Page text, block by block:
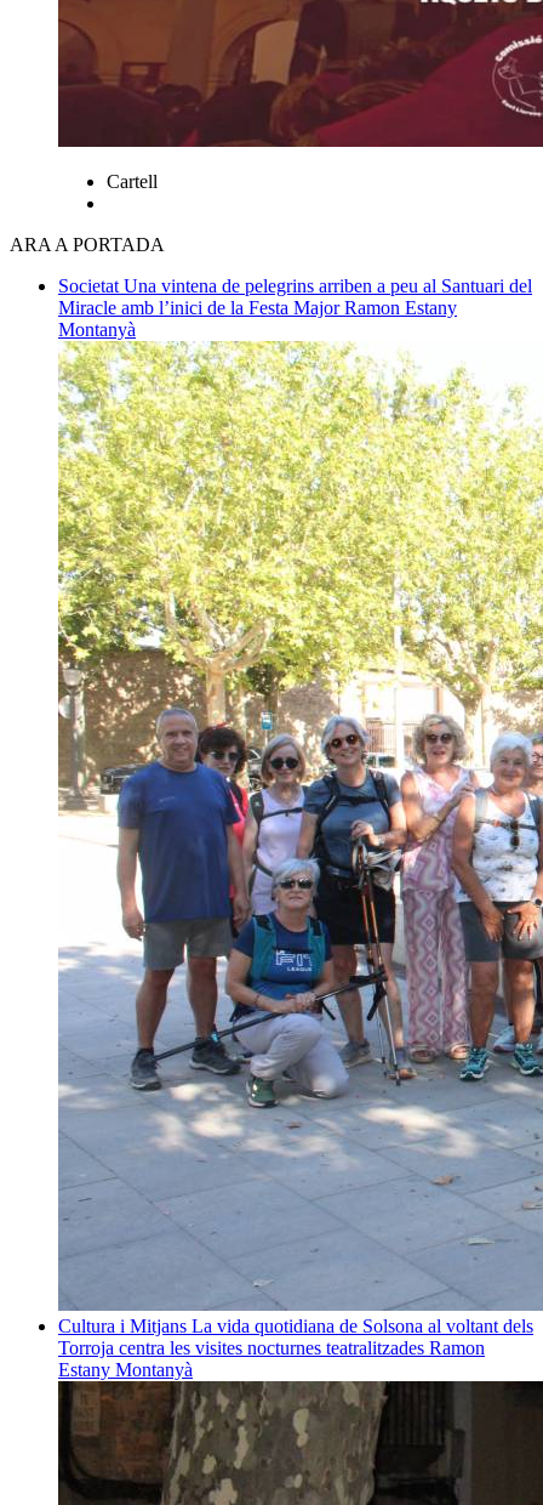
Cartell
ARA A PORTADA
Societat Una vintena de pelegrins arriben a peu al Santuari del
Miracle amb l’inici de la Festa MajorRamon Estany
Montanyà
Cultura i Mitjans La vida quotidiana de Solsona al voltant dels
Torroja centra les visites nocturnes teatralitzades Ramon
Estany Montanyà